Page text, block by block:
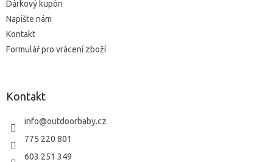
Dárkový kupón
Napište nám
Kontakt
Formulář pro vrácení zboží
Kontakt
info@outdoorbaby.cz
775 220 801
603 251 349